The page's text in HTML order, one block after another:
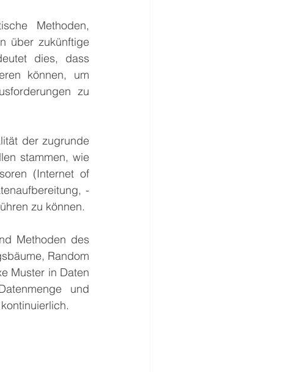
Methoden,
über zukünftige
dies, dass
können, um
zu
der zugrunde
stammen, wie
(Internet of
-
zu können.
Methoden des
Random
Muster in Daten
und